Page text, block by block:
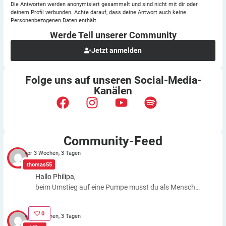
Die Antworten werden anonymisiert gesammelt und sind nicht mit dir oder
deinem Profil verbunden. Achte darauf, dass deine Antwort auch keine
Personenbezogenen Daten enthält.
Werde Teil unserer Community
Jetzt anmelden
Folge uns auf unseren Social-Media-
Kanälen
Community-Feed
thomas55
vor 3 Wochen, 3 Tagen
Hallo Philipa,
beim Umstieg auf eine Pumpe musst du als Mensch
ICT. Schätzfehler bleiben also. Du kannst aber die
Basalrate individuell einstellen, z.B. In den frühen
0
vor 3 Wochen, 3 Tagen